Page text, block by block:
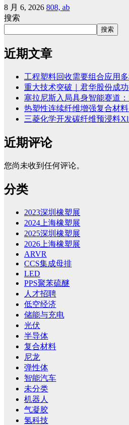
8 月 6, 2026 808, ab
搜索
搜索
近期文章
工程塑料回收需要组合应用
重大技术突破｜君华股份成
塞拉尼斯入局具身智能赛道
热塑性连续纤维增强复合材
三菱化学开发碳纤维预浸料
近期评论
您尚未收到任何评论。
分类
2023深圳橡塑展
2024上海橡塑展
2025深圳橡塑展
2026上海橡塑展
ARVR
CCS集成母排
LED
PPS聚苯硫醚
人才招聘
低空经济
储能与充电
光伏
半导体
复合材料
尼龙
弹性体
智能汽车
未分类
机器人
气凝胶
氢科技